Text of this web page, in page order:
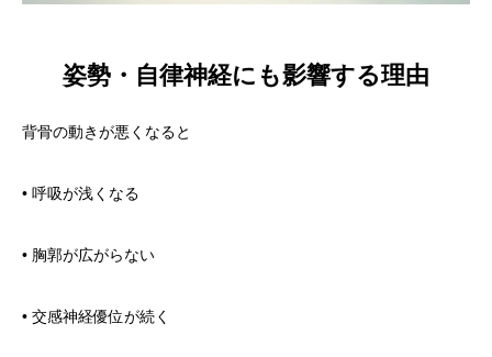
姿勢・自律神経にも影響する理由
背骨の動きが悪くなると
• 呼吸が浅くなる
• 胸郭が広がらない
• 交感神経優位が続く